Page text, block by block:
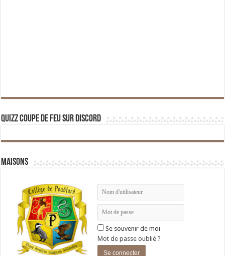
Quizz Coupe de Feu sur Discord
Maisons
Se souvenir de moi
Mot de passe oublié ?